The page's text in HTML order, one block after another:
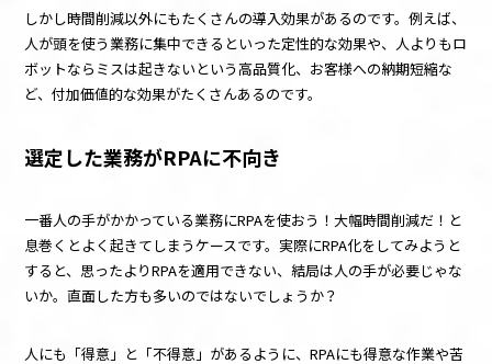
しかし時間削減以外にもたくさんの導入効果があるのです。例えば、
人が頭を使う業務に集中できるといった定性的な効果や、人よりもロ
ボットならミスは起きないという高品質化、お客様への納期短縮な
ど、付加価値的な効果がたくさんあるのです。
選定した業務がRPAに不向き
一番人の手がかかっている業務にRPAを使おう！大幅時間削減だ！と
息巻くとよく起きてしまうケースです。実際にRPA化をしてみようと
すると、思ったよりRPAを適用できない、結局は人の手が必要じゃな
いか。直面した方も多いのではないでしょうか？
人にも「得意」と「不得意」があるように、RPAにも得意な作業や苦